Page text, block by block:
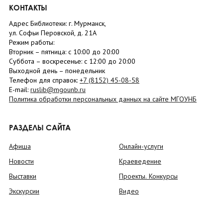
КОНТАКТЫ
Адрес Библиотеки: г. Мурманск,
ул. Софьи Перовской, д. 21А
Режим работы:
Вторник – пятница: с 10:00 до 20:00
Суббота – воскресенье: c 12:00 до 20:00
Выходной день – понедельник
Телефон для справок: +7 (8152) 45-08-58
E-mail: ruslib@mgounb.ru
Политика обработки персональных данных на сайте МГОУНБ
РАЗДЕЛЫ САЙТА
Афиша
Новости
Выставки
Экскурсии
Онлайн-услуги
Краеведение
Проекты. Конкурсы
Видео